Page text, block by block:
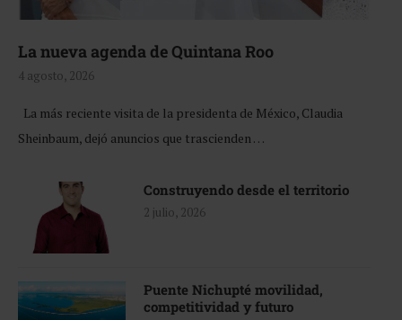
La nueva agenda de Quintana Roo
4 agosto, 2026
La más reciente visita de la presidenta de México, Claudia
Sheinbaum, dejó anuncios que trascienden …
Construyendo desde el territorio
2 julio, 2026
Puente Nichupté movilidad,
competitividad y futuro